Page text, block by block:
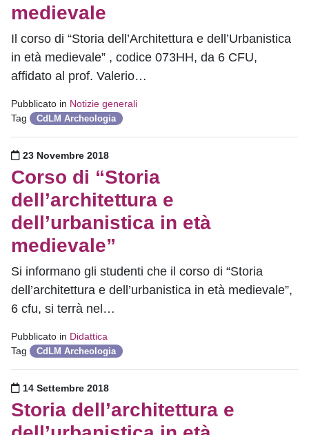
medievale
Il corso di “Storia dell’Architettura e dell’Urbanistica
in età medievale” , codice 073HH, da 6 CFU,
affidato al prof. Valerio…
Pubblicato in Notizie generali
Tag
CdLM Archeologia
Pubblicato il
23 Novembre 2018
Corso di “Storia
dell’architettura e
dell’urbanistica in età
medievale”
Si informano gli studenti che il corso di “Storia
dell’architettura e dell’urbanistica in età medievale”,
6 cfu, si terrà nel…
Pubblicato in Didattica
Tag
CdLM Archeologia
Pubblicato il
14 Settembre 2018
Storia dell’architettura e